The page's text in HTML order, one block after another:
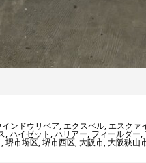
インドウリペア,エクスペル,エスクァ
,ハイゼット,ハリアー, フィールダー,
,堺市堺区,堺市西区,大阪市,大阪狭山